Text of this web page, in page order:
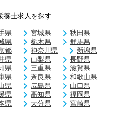
養士求人を探す
県 宮城県
秋田県
県 栃木県
群馬県
都 神奈川県
新潟県
県 山梨県
長野県
県 三重県
滋賀県
県 奈良県
和歌山県
県 広島県
山口県
県 高知県
福岡県
県 大分県
宮崎県